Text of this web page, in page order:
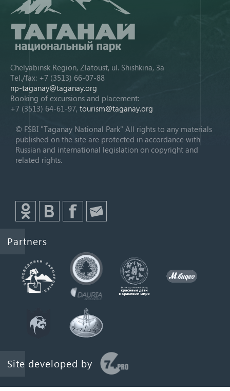
Chelyabinsk Region, Zlatoust, ul. Shishkina, 3a
Tel./fax: +7 (3513) 66-07-88
np-taganay@taganay.org
Booking of excursions and placement:
+7 (3513) 64-61-97, tourism@taganay.org
© FSBI "Taganay National Park" All rights to any materials
published on the site are protected in accordance with
Russian and international legislation on copyright and
related rights.
Partners
Site developed by